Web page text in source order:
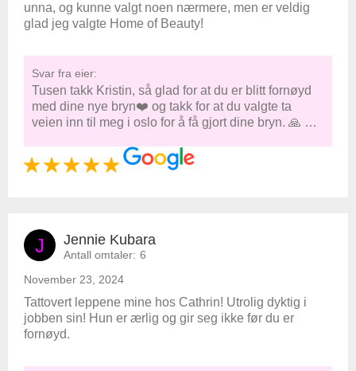
unna, og kunne valgt noen nærmere, men er veldig
glad jeg valgte Home of Beauty!
Svar fra eier:
Tusen takk Kristin, så glad for at du er blitt fornøyd
med dine nye bryn❤️ og takk for at du valgte ta
veien inn til meg i oslo for å få gjort dine bryn. 🙏 …
J Jennie Kubara
Antall omtaler: 6
November 23, 2024
Tattovert leppene mine hos Cathrin! Utrolig dyktig i
jobben sin! Hun er ærlig og gir seg ikke før du er
fornøyd.